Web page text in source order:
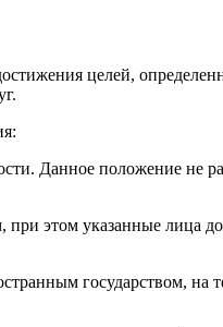
целей,
Данное положение не
этом указанные лица
государством, на